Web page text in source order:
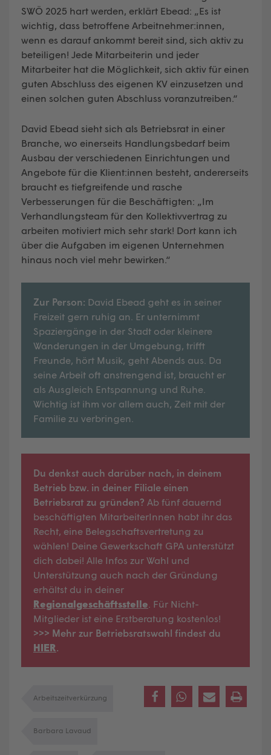
SWÖ 2025 hart werden, erklärt Ebead: „Es ist
wichtig, dass betroffene Arbeitnehmer:innen,
wenn es darauf ankommt bereit sind, sich aktiv zu
beteiligen! Jede Mitarbeiterin und jeder
Mitarbeiter hat die Möglichkeit, sich aktiv für einen
guten Abschluss des eigenen KV einzusetzen und
einen solchen guten Abschluss voranzutreiben.“
David Ebead sieht sich als Betriebsrat in einer
Branche, wo einerseits Handlungsbedarf beim
Ausbau der verschiedenen Einrichtungen und
Angebote für die Klient:innen besteht, andererseits
braucht es tiefgreifende und rasche
Verbesserungen für die Beschäftigten: „Im
Verhandlungsteam für den Kollektivvertrag zu
arbeiten motiviert mich sehr stark! Dort kann ich
über die Aufgaben im eigenen Unternehmen
hinaus noch viel mehr bewirken.“
Zur Person: David Ebead geht es in seiner
Freizeit gern ruhig an. Er unternimmt
Spaziergänge in der Stadt oder kleinere
Wanderungen in der Umgebung, trifft
Freunde, hört Musik, geht Abends aus. Da
seine Arbeit oft anstrengend ist, braucht er
als Ausgleich Entspannung und Ruhe.
Wichtig ist ihm vor allem auch, Zeit mit der
Familie zu verbringen.
Du denkst auch darüber nach, in deinem
Betrieb bzw. in deiner Filiale einen
Betriebsrat zu gründen? Ab fünf dauernd
beschäftigten MitarbeiterInnen habt ihr das
Recht, eine Belegschaftsvertretung zu
wählen! Deine Gewerkschaft GPA unterstützt
dich dabei! Alle Infos zur Wahl und
Unterstützung auch nach der Gründung
erhältst du in deiner
Regionalgeschäftsstelle . Für Nicht-
Mitglieder ist eine Erstberatung kostenlos!
>>> Mehr zur Betriebsratswahl findest du
HIER
Arbeitszeitverkürzung
Barbara Lavaud